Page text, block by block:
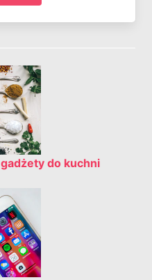
do kuchni